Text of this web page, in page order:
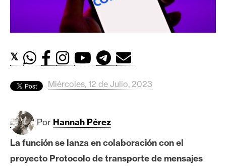
c
d
o
s
B
i
t
c
𝕏
Miércoles, 12 de Julio, 2023
Por Hannah Pérez
La función se lanza en colaboración con el
proyecto Protocolo de transporte de mensajes